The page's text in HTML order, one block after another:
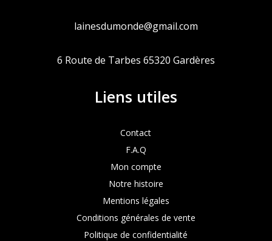
lainesdumonde@gmail.com
6 Route de Tarbes 65320 Gardères
Liens utiles
Contact
F.A.Q
Mon compte
Notre histoire
Mentions légales
Conditions générales de vente
Politique de confidentialité